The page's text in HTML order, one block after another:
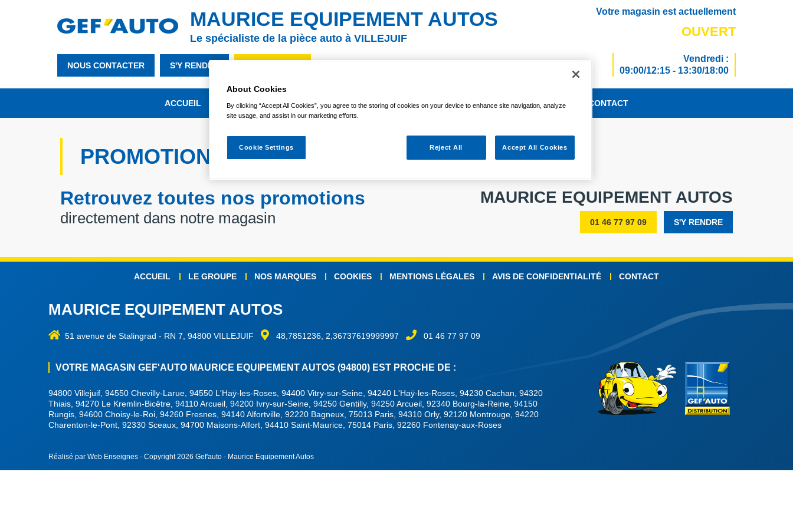
MAURICE EQUIPEMENT AUTOS
Le spécialiste de la pièce auto à VILLEJUIF
NOUS CONTACTER S'Y RENDRE
Votre magasin est actuellement
OUVERT
Vendredi :
09:00/12:15 - 13:30/18:00
ACCUEIL NOTRE MAGASIN NOTRE QUALITÉ DE SERVICE PROMOTIONS ACTUALITÉS CONTACT
PROMOTIONS
Retrouvez toutes nos promotions
directement dans notre magasin
MAURICE EQUIPEMENT AUTOS
01 46 77 97 09 S'Y RENDRE
ACCUEIL LE GROUPE NOS MARQUES COOKIES MENTIONS LÉGALES AVIS DE CONFIDENTIALITÉ CONTACT
MAURICE EQUIPEMENT AUTOS
51 avenue de Stalingrad - RN 7, 94800 VILLEJUIF 48,7851236, 2,36737619999997 01 46 77 97 09
VOTRE MAGASIN GEF'AUTO MAURICE EQUIPEMENT AUTOS (94800) EST PROCHE DE :
94800 Villejuif, 94550 Chevilly-Larue, 94550 L'Haÿ-les-Roses, 94400 Vitry-sur-Seine, 94240 L'Haÿ-les-Roses, 94230 Cachan, 94320
Thiais, 94270 Le Kremlin-Bicêtre, 94110 Arcueil, 94200 Ivry-sur-Seine, 94250 Gentilly, 94250 Arcueil, 92340 Bourg-la-Reine, 94150
Rungis, 94600 Choisy-le-Roi, 94260 Fresnes, 94140 Alfortville, 92220 Bagneux, 75013 Paris, 94310 Orly, 92120 Montrouge, 94220
Charenton-le-Pont, 92330 Sceaux, 94700 Maisons-Alfort, 94410 Saint-Maurice, 75014 Paris, 92260 Fontenay-aux-Roses
Réalisé par Web Enseignes - Copyright 2026 Gef'auto - Maurice Equipement Autos
About Cookies
By clicking “Accept All Cookies”, you agree to the storing of cookies on your device to enhance site navigation, analyze
site usage, and assist in our marketing efforts.
Reject All Accept All Cookies
Cookie Settings